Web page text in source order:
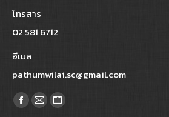
โทรสาร
02 581 6712
อีเมล
pathumwilai.sc@gmail.com
Find us on:
Facebook
MailWebsite